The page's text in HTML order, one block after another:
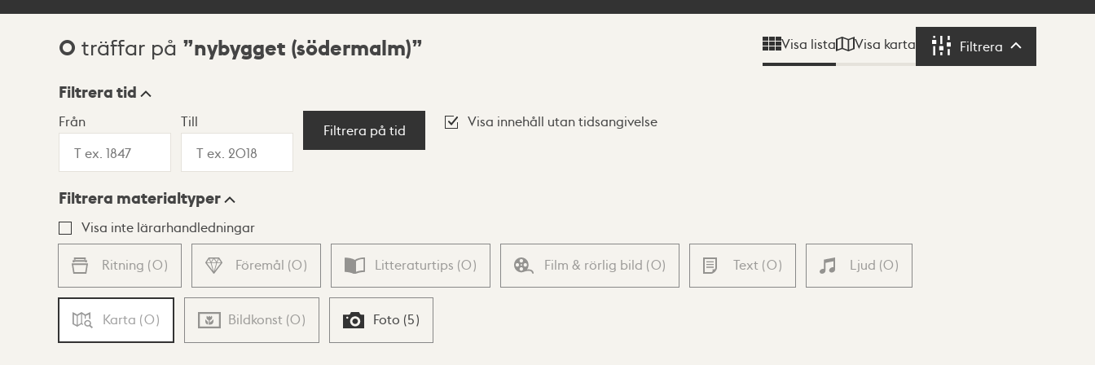
Sökresultat
0 träffar på nybygget (södermalm) Visa lista Visa karta Filtrera Filtrera
Visningsläge
Lista Karta
Filtrera tid
Från Till
Filtrera på tid
Visa innehåll utan tidsangivelse
Filtrera materialtyper
Visa inte lärarhandledningar
Ritning (0) Föremål (0) Litteraturtips (0) Film & rörlig bild (0) Text (0) Ljud (0)
Karta (0) Bildkonst (0) Foto (5)